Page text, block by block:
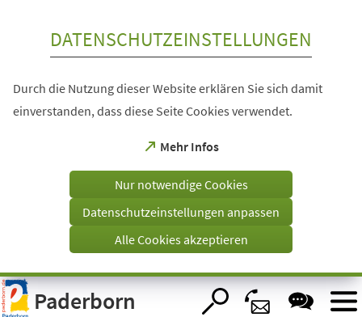
Visuelle
Assistenzsoftware
öffnen.
DATENSCHUTZEINSTELLUNGEN
Durch die Nutzung dieser Website erklären Sie sich damit
einverstanden, dass diese Seite Cookies verwendet.
Mehr Infos
(Öffnet
einem
Tab)
Nur notwendige Cookies
Datenschutzeinstellungen anpassen
Alle Cookies akzeptieren
Paderborn